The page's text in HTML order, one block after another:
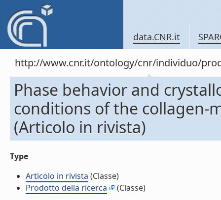
data.CNR.it
http://www.cnr.it/ontology/cnr/individuo/
Phase behavior and
conditions of the collagen-
(Articolo in rivista)
Type
Articolo in rivista (Classe)
Prodotto della ricerca
(Classe)